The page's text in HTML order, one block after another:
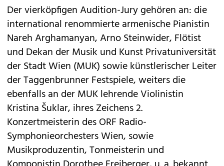
Der vierköpfigen Audition-Jury gehören an: die
international renommierte armenische Pianistin
Nareh Arghamanyan, Arno Steinwider, Flötist
und Dekan der Musik und Kunst Privatuniversität
der Stadt Wien (MUK) sowie künstlerischer Leiter
der Taggenbrunner Festspiele, weiters die
ebenfalls an der MUK lehrende Violinistin
Kristina Šuklar, ihres Zeichens 2.
Konzertmeisterin des ORF Radio-
Symphonieorchesters Wien, sowie
Musikproduzentin, Tonmeisterin und